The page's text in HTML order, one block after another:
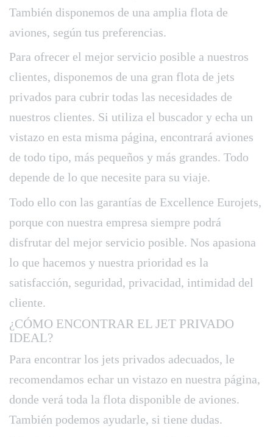
También disponemos de una amplia flota de
aviones, según tus preferencias.
Para ofrecer el mejor servicio posible a nuestros
clientes, disponemos de una gran flota de jets
privados para cubrir todas las necesidades de
nuestros clientes. Si utiliza el buscador y echa un
vistazo en esta misma página, encontrará aviones
de todo tipo, más pequeños y más grandes. Todo
depende de lo que necesite para su viaje.
Todo ello con las garantías de Excellence Eurojets,
porque con nuestra empresa siempre podrá
disfrutar del mejor servicio posible. Nos apasiona
lo que hacemos y nuestra prioridad es la
satisfacción, seguridad, privacidad, intimidad del
cliente.
¿CÓMO ENCONTRAR EL JET PRIVADO
IDEAL?
Para encontrar los jets privados adecuados, le
recomendamos echar un vistazo en nuestra página,
donde verá toda la flota disponible de aviones.
También podemos ayudarle, si tiene dudas.